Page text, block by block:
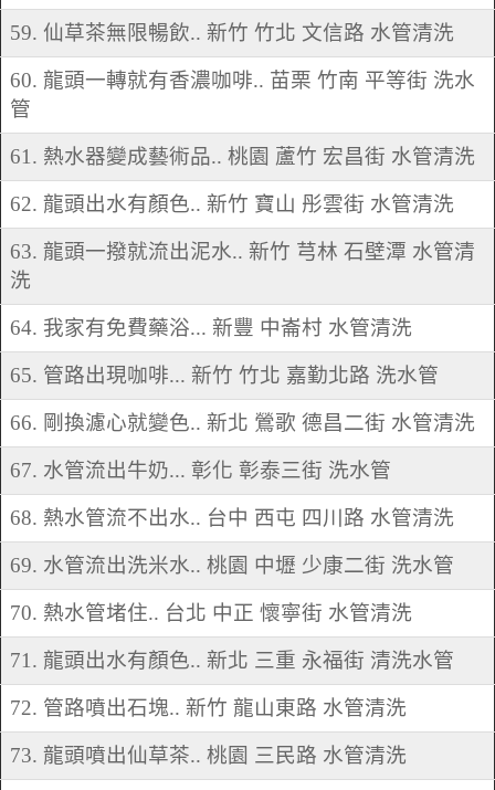
59. 仙草茶無限暢飲.. 新竹 竹北 文信路 水管清洗
60. 龍頭一轉就有香濃咖啡.. 苗栗 竹南 平等街 洗水
管
61. 熱水器變成藝術品.. 桃園 蘆竹 宏昌街 水管清洗
62. 龍頭出水有顏色.. 新竹 寶山 彤雲街 水管清洗
63. 龍頭一撥就流出泥水.. 新竹 芎林 石壁潭 水管清
洗
64. 我家有免費藥浴... 新豐 中崙村 水管清洗
65. 管路出現咖啡... 新竹 竹北 嘉勤北路 洗水管
66. 剛換濾心就變色.. 新北 鶯歌 德昌二街 水管清洗
67. 水管流出牛奶... 彰化 彰泰三街 洗水管
68. 熱水管流不出水.. 台中 西屯 四川路 水管清洗
69. 水管流出洗米水.. 桃園 中壢 少康二街 洗水管
70. 熱水管堵住.. 台北 中正 懷寧街 水管清洗
71. 龍頭出水有顏色.. 新北 三重 永福街 清洗水管
72. 管路噴出石塊.. 新竹 龍山東路 水管清洗
73. 龍頭噴出仙草茶.. 桃園 三民路 水管清洗